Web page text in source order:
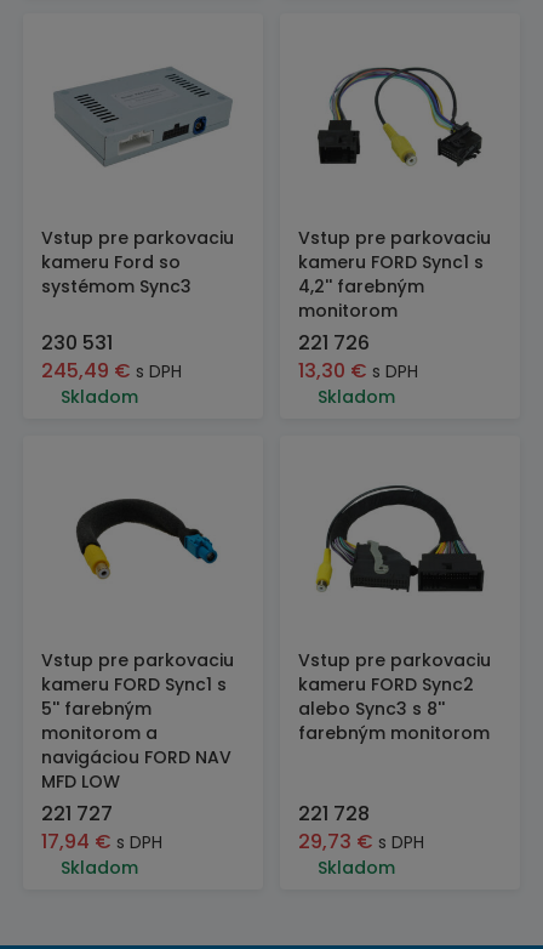
Vstup pre parkovaciu
kameru Ford so
systémom Sync3
230 531
245,49 € s DPH
Skladom
Vstup pre parkovaciu
kameru FORD Sync1 s
4,2'' farebným
monitorom
221 726
13,30 € s DPH
Skladom
Vstup pre parkovaciu
kameru FORD Sync1 s
5'' farebným
monitorom a
navigáciou FORD NAV
MFD LOW
221 727
17,94 € s DPH
Skladom
Vstup pre parkovaciu
kameru FORD Sync2
alebo Sync3 s 8''
farebným monitorom
221 728
29,73 € s DPH
Skladom